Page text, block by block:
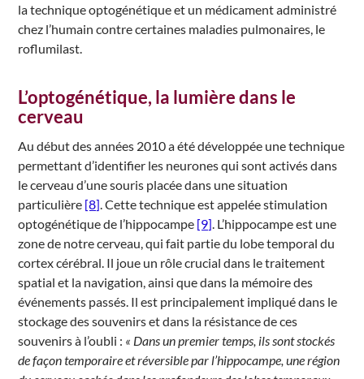
la technique optogénétique et un médicament administré
chez l’humain contre certaines maladies pulmonaires, le
roflumilast.
L’optogénétique, la lumière dans le
cerveau
Au début des années 2010 a été développée une technique
permettant d’identifier les neurones qui sont activés dans
le cerveau d’une souris placée dans une situation
particulière [8] . Cette technique est appelée stimulation
optogénétique de l’hippocampe [9] . L’hippocampe est une
zone de notre cerveau, qui fait partie du lobe temporal du
cortex cérébral. Il joue un rôle crucial dans le traitement
spatial et la navigation, ainsi que dans la mémoire des
événements passés. Il est principalement impliqué dans le
stockage des souvenirs et dans la résistance de ces
souvenirs à l’oubli : « Dans un premier temps, ils sont stockés
de façon temporaire et réversible par l’hippocampe, une région